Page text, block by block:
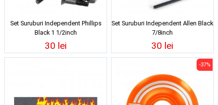
Set Suruburi Independent Phillips
Black 1 1/2inch
30 lei
Set Suruburi Independent Allen Black
7/8inch
30 lei
-37%